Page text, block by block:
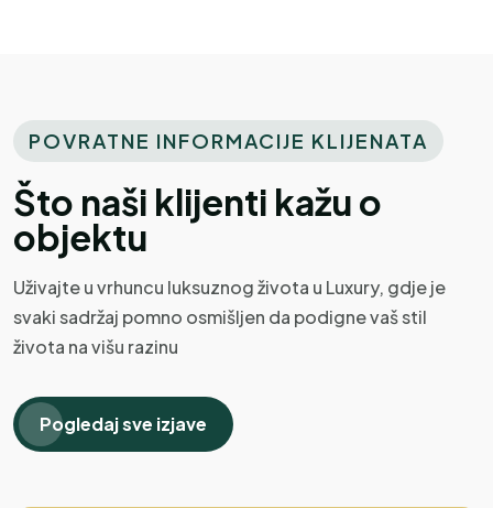
POVRATNE INFORMACIJE KLIJENATA
Što naši klijenti kažu o
objektu
Uživajte u vrhuncu luksuznog života u Luxury, gdje je
svaki sadržaj pomno osmišljen da podigne vaš stil
života na višu razinu
Pogledaj sve izjave
S Ujedinjeno Kraljevstvo
Prekrasno
Stvarno čist i udoban apartman. Ostali
smo samo dvije noći, ali bio je savršen za
naše potrebe. Prekrasan bazen, odličan
obilazak starog grada Šibenika. Domaćini
su nam ponudili piće, lubenicu i domaći
sir, a svi smo zajedno sjedili s drugim